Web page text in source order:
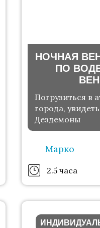
НОЧНАЯ
ПО
Погрузиться в
города,
Дездемоны
Марко
2.5 часа